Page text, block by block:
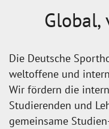
Global,
Die Deutsche
weltoffene und
Wir fördern die
Studierenden und
gemeinsame